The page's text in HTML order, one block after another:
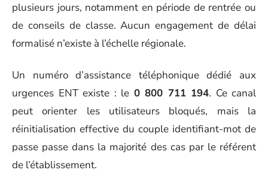
plusieurs jours, notamment en période de rentrée ou
de conseils de classe. Aucun engagement de délai
formalisé n’existe à l’échelle régionale.
Un numéro d’assistance téléphonique dédié aux
urgences ENT existe : le 0 800 711 194. Ce canal
peut orienter les utilisateurs bloqués, mais la
réinitialisation effective du couple identifiant-mot de
passe passe dans la majorité des cas par le référent
de l’établissement.